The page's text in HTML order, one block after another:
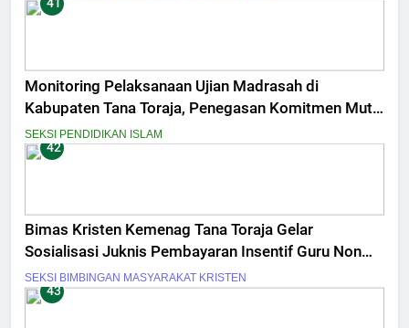
Monitoring Pelaksanaan Ujian Madrasah di
Kabupaten Tana Toraja, Penegasan Komitmen Mutu
dan Integritas Penilaian
SEKSI PENDIDIKAN ISLAM
42
Bimas Kristen Kemenag Tana Toraja Gelar
Sosialisasi Juknis Pembayaran Insentif Guru Non
ASN Tahun 2026
SEKSI BIMBINGAN MASYARAKAT KRISTEN
43